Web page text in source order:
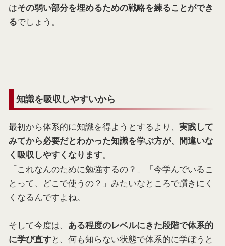
はその弱い部分を埋めるための戦略を練ることができ
るでしょう。
知識を吸収しやすいから
最初から体系的に知識を得ようとするより、 実践して
みてから必要だとわかった知識を学ぶ方が、間違いな
く吸収しやすくなります。
「これなんのために勉強するの？」「今学んでいるこ
とって、どこで使うの？」みたいなところで躓きにく
くなるんですよね。
そして今度は、 ある程度のレベルにきた段階で体系的
に学び直すと、何も知らない状態で体系的に学ぼうと